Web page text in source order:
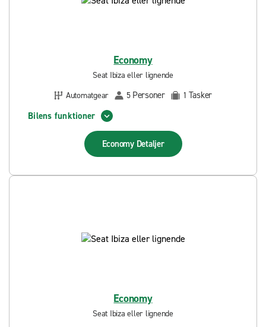
Economy
Seat Ibiza eller lignende
Automatgear
5 Personer 1 Tasker
Bilens funktioner
Economy Detaljer
Economy
Seat Ibiza eller lignende